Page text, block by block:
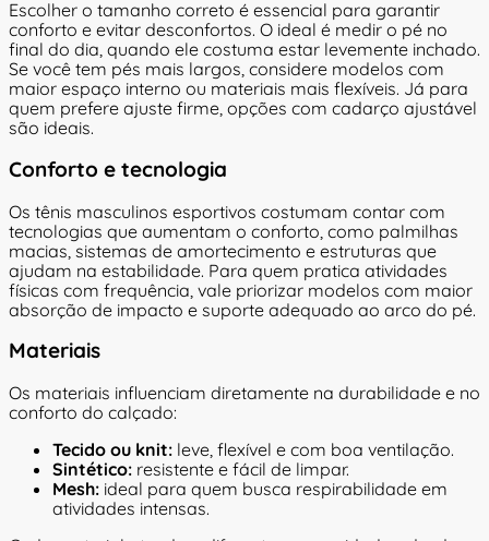
Escolher o tamanho correto é essencial para garantir
conforto e evitar desconfortos. O ideal é medir o pé no
final do dia, quando ele costuma estar levemente inchado.
Se você tem pés mais largos, considere modelos com
maior espaço interno ou materiais mais flexíveis. Já para
quem prefere ajuste firme, opções com cadarço ajustável
são ideais.
Conforto e tecnologia
Os tênis masculinos esportivos costumam contar com
tecnologias que aumentam o conforto, como palmilhas
macias, sistemas de amortecimento e estruturas que
ajudam na estabilidade. Para quem pratica atividades
físicas com frequência, vale priorizar modelos com maior
absorção de impacto e suporte adequado ao arco do pé.
Materiais
Os materiais influenciam diretamente na durabilidade e no
conforto do calçado:
Tecido ou knit: leve, flexível e com boa ventilação.
Sintético: resistente e fácil de limpar.
Mesh: ideal para quem busca respirabilidade em
atividades intensas.